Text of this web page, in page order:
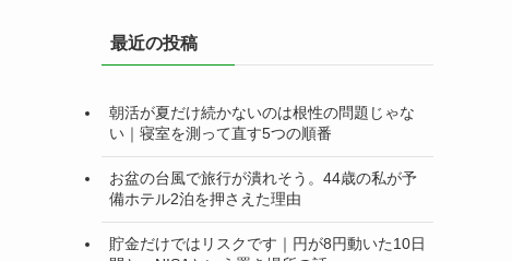
ー最近の投稿
朝活が夏だけ続かないのは根性の問題じゃな
い｜寝室を測って直す5つの順番
お盆の台風で旅行が潰れそう。44歳の私が予
備ホテル2泊を押さえた理由
貯金だけではリスクです｜円が8円動いた10日